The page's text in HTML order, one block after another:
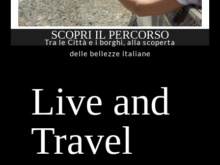
SCOPRI IL PERCORSO
Tra le Città e i borghi, alla scoperta
delle bellezze italiane
Live and
Travel